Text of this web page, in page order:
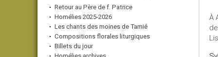
Retour au Père de f. Patrice
Homélies 2025-2026
Les chants des moines de Tamié
Compositions florales liturgiques
Billets du jour
À